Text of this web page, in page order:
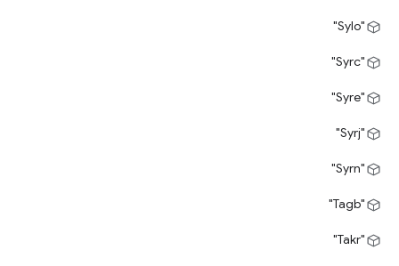
"Sylo"
"Syrc"
"Syre"
"Syrj"
"Syrn"
"Tagb"
"Takr"